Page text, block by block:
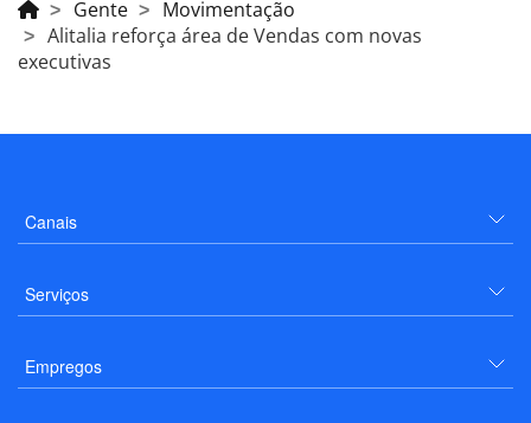
Gente
Movimentação
Alitalia reforça área de Vendas com novas
executivas
Canais
Serviços
Empregos